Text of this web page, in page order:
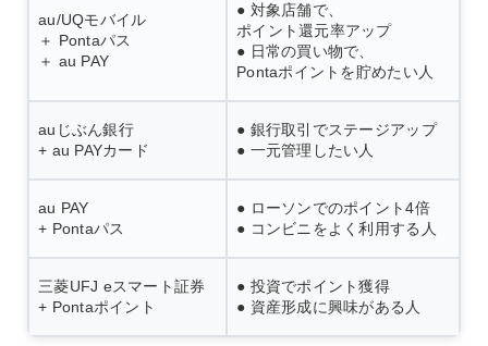
au/UQモバイル
＋ Pontaパス
＋ au PAY
● 対象店舗で、
ポイント還元率アップ
● 日常の買い物で、
Pontaポイントを貯めたい人
auじぶん銀行
+ au PAYカード
● 銀行取引でステージアップ
● 一元管理したい人
au PAY
+ Pontaパス
● ローソンでのポイント4倍
● コンビニをよく利用する人
三菱UFJ eスマート証券
+ Pontaポイント
● 投資でポイント獲得
● 資産形成に興味がある人